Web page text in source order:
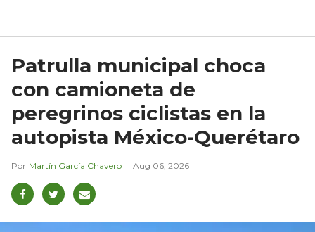
Patrulla municipal choca
con camioneta de
peregrinos ciclistas en la
autopista México-Querétaro
Martín García Chavero Aug 06, 2026